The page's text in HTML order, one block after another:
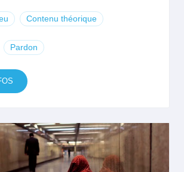
Contenu théorique
Pardon